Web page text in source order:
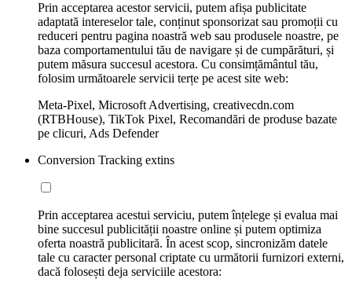
Prin acceptarea acestor servicii, putem afișa publicitate
adaptată intereselor tale, conținut sponsorizat sau promoții cu
reduceri pentru pagina noastră web sau produsele noastre, pe
baza comportamentului tău de navigare și de cumpărături, și
putem măsura succesul acestora. Cu consimțământul tău,
folosim următoarele servicii terțe pe acest site web:
Meta-Pixel, Microsoft Advertising, creativecdn.com
(RTBHouse), TikTok Pixel, Recomandări de produse bazate
pe clicuri, Ads Defender
Conversion Tracking extins
Prin acceptarea acestui serviciu, putem înțelege și evalua mai
bine succesul publicității noastre online și putem optimiza
oferta noastră publicitară. În acest scop, sincronizăm datele
tale cu caracter personal criptate cu următorii furnizori externi,
dacă folosești deja serviciile acestora: